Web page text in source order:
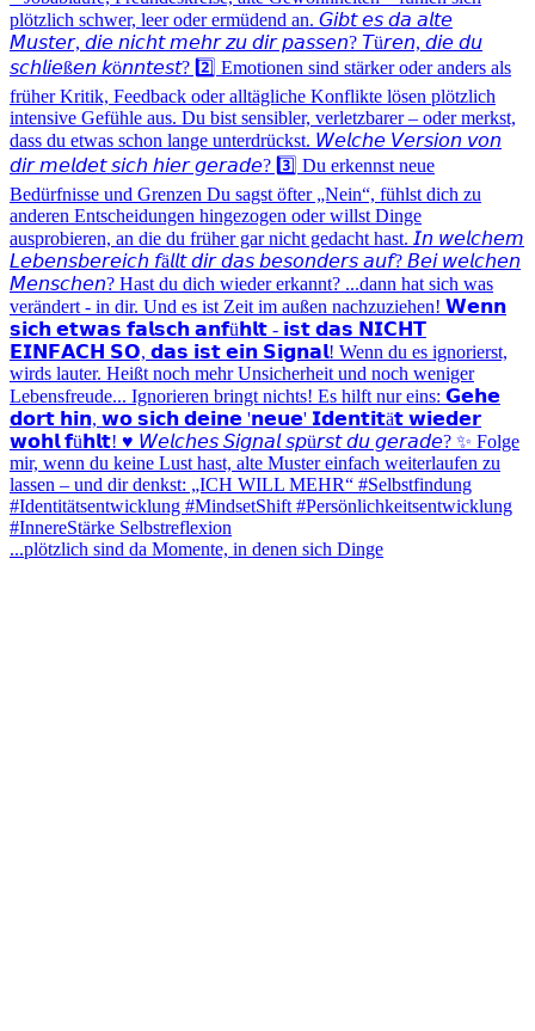
...plötzlich sind da Momente, in denen sich Dinge